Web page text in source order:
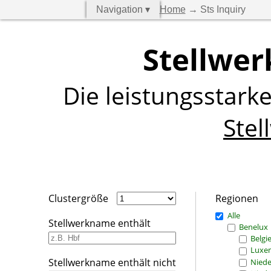
Navigation ▾ Home→ Sts Inquiry
Die
Clustergröße
Stellwerkname enthält
Stellwerkname enthält nicht
Regionen
Alle
Benelux